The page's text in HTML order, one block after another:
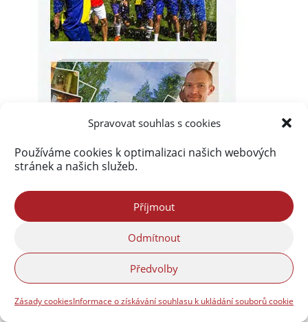
Spravovat souhlas s cookies
Používáme cookies k optimalizaci našich webových
stránek a našich služeb.
Příjmout
Odmítnout
Předvolby
Zásady cookiesInformace o získávání souhlasu k ukládání souborů cookie